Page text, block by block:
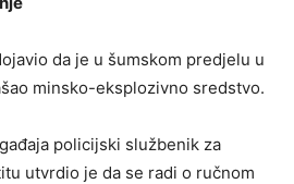
da je u šumskom predjelu u
minsko-eksplozivno sredstvo.
policijski službenik za
utvrdio je da se radi o ručnom